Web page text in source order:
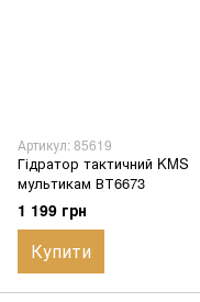
Артикул: 85619
Гідратор тактичний KMS
мультикам ВТ6673
1 199 грн
Купити